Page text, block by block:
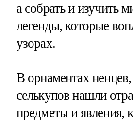
а собрать и изучить
легенды, которые
узорах.
В орнаментах
селькупов нашли
предметы и явления,